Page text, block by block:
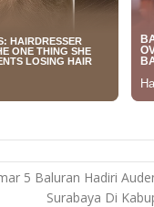
5 Baluran Hadiri
Surabaya Di